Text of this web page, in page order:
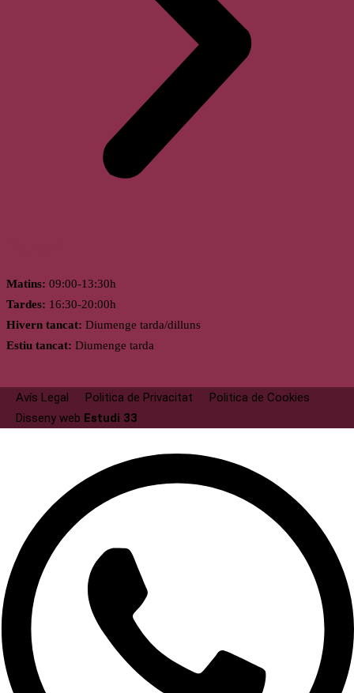
Matins: 09:00-13:30h
Tardes: 16:30-20:00h
Hivern tancat: Diumenge tarda/dilluns
Estiu tancat: Diumenge tarda
Avís Legal Politica de Privacitat
Politica de Cookies
Disseny web Estudi 33